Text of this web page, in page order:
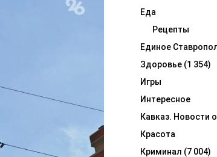
Еда
Рецепты
Единое
Здоровье (1 354)
Игры
Интересное
Кавказ. Новости
Красота
Криминал (7 004)